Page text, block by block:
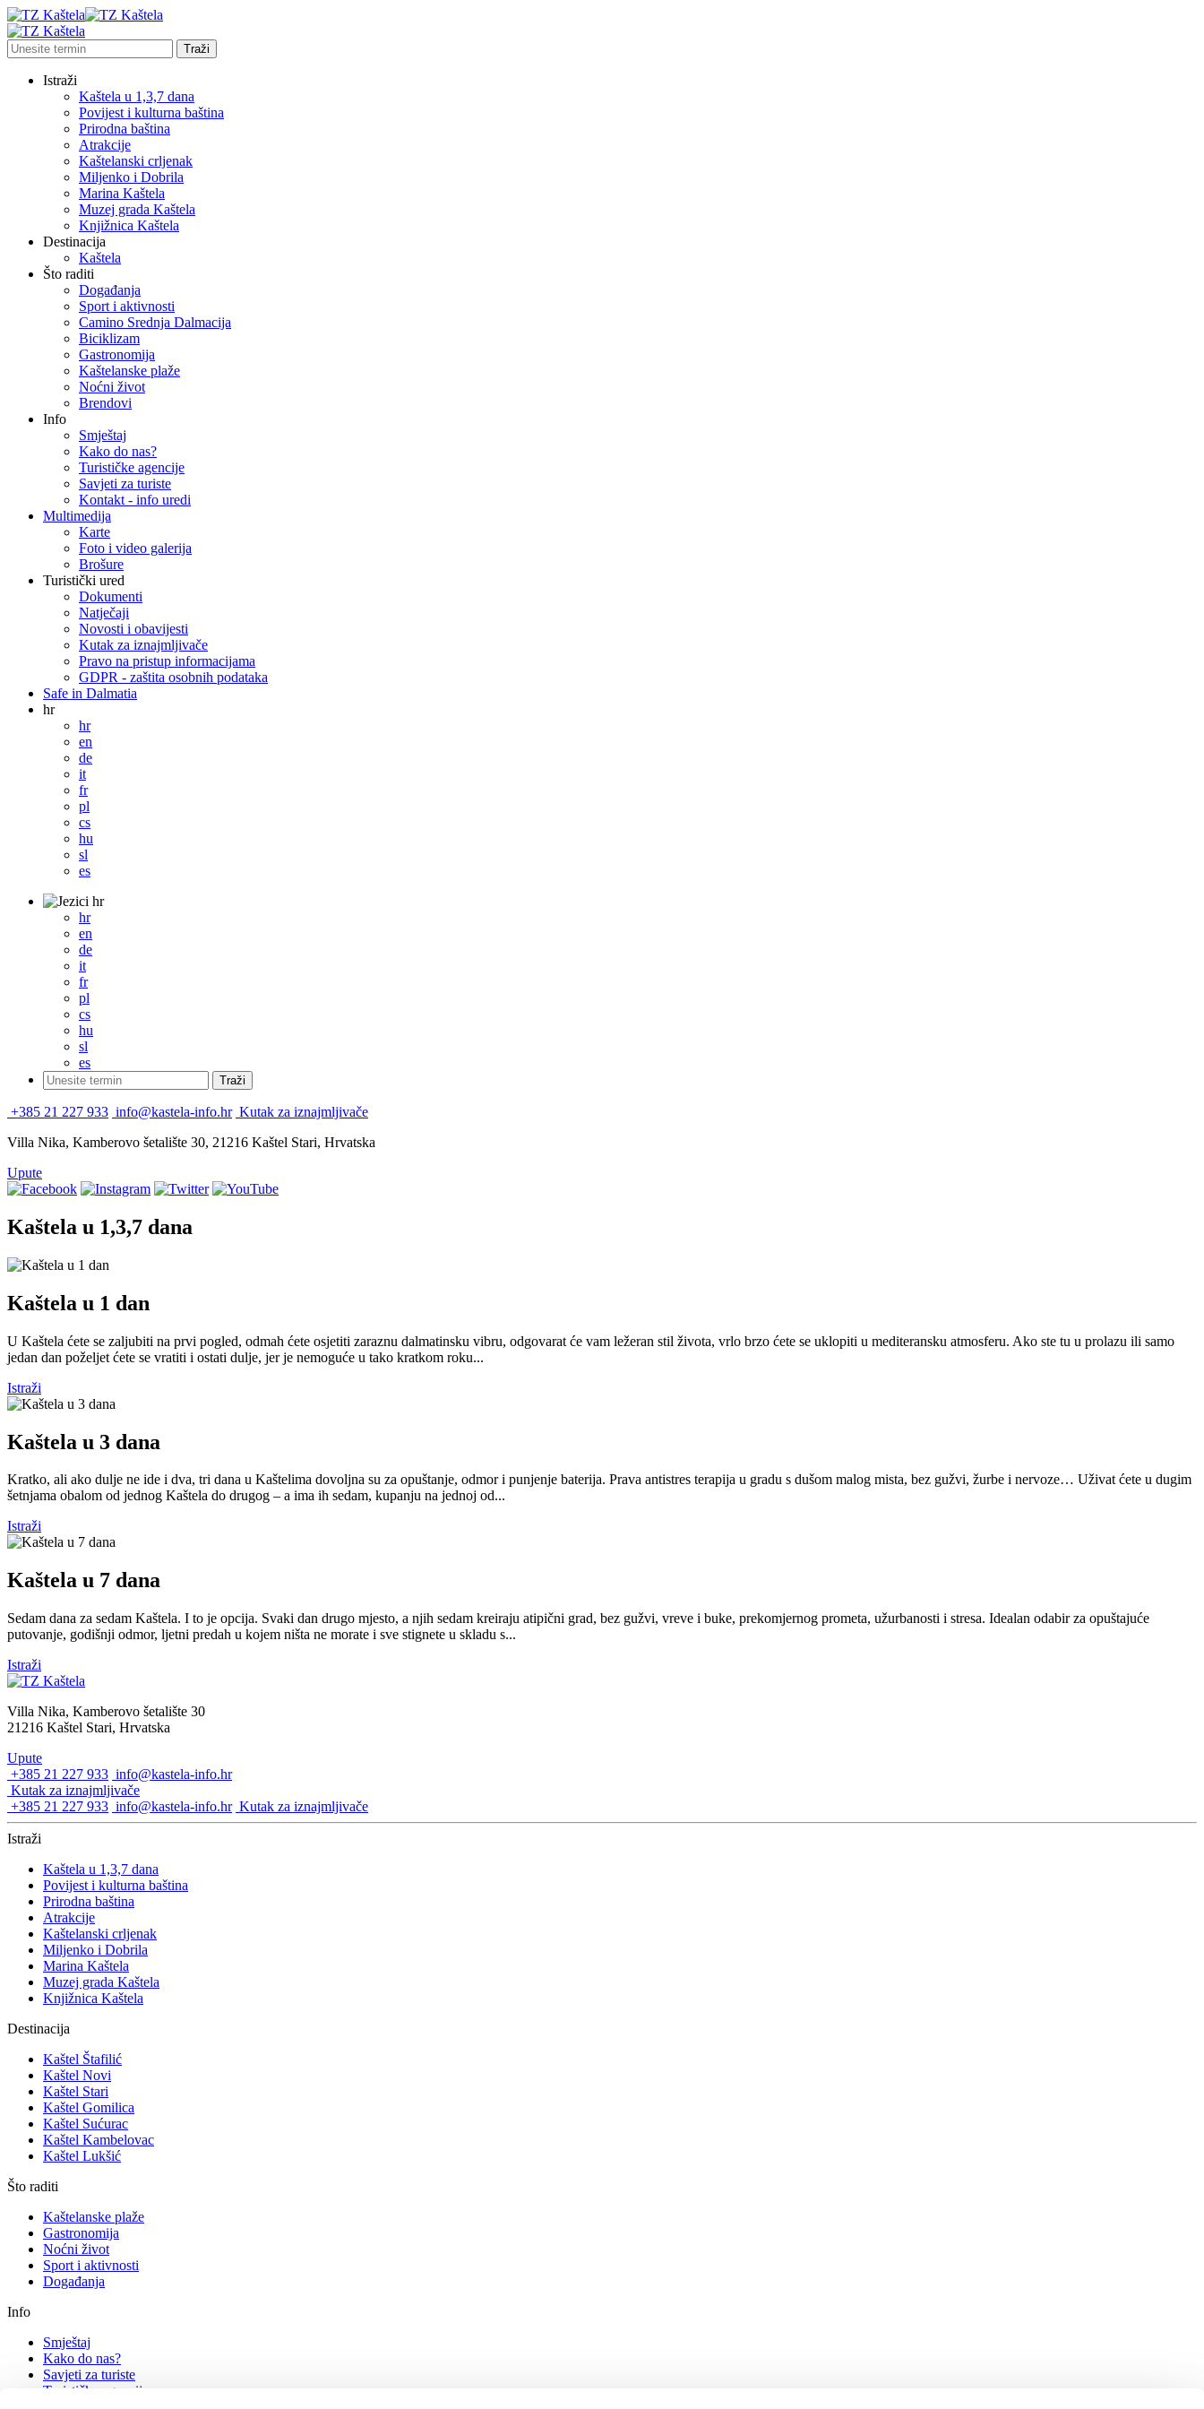
Istraži
Kaštela u 1,3,7 dana
Povijest i kulturna baština
Prirodna baština
Atrakcije
Kaštelanski crljenak
Miljenko i Dobrila
Marina Kaštela
Muzej grada Kaštela
Knjižnica Kaštela
Destinacija
Kaštela
Što raditi
Događanja
Sport i aktivnosti
Camino Srednja Dalmacija
Biciklizam
Gastronomija
Kaštelanske plaže
Noćni život
Brendovi
Info
Smještaj
Kako do nas?
Turističke agencije
Savjeti za turiste
Kontakt - info uredi
Multimedija
Karte
Foto i video galerija
Brošure
Turistički ured
Dokumenti
Natječaji
Novosti i obavijesti
Kutak za iznajmljivače
Pravo na pristup informacijama
GDPR - zaštita osobnih podataka
Safe in Dalmatia
hr
hr
en
de
it
fr
pl
cs
hu
sl
es
hr
hr
en
de
it
fr
pl
cs
hu
sl
es
+385 21 227 933 info@kastela-info.hr Kutak za iznajmljivače
Villa Nika, Kamberovo šetalište 30, 21216 Kaštel Stari, Hrvatska
Upute
Kaštela u 1,3,7 dana
Kaštela u 1 dan
U Kaštela ćete se zaljubiti na prvi pogled, odmah ćete osjetiti zaraznu dalmatinsku vibru, odgovarat će vam ležeran stil života, vrlo brzo ćete se uklopiti u mediteransku atmosferu. Ako ste tu u prolazu ili samo
jedan dan poželjet ćete se vratiti i ostati dulje, jer je nemoguće u tako kratkom roku...
Istraži
Kaštela u 3 dana
Kratko, ali ako dulje ne ide i dva, tri dana u Kaštelima dovoljna su za opuštanje, odmor i punjenje baterija. Prava antistres terapija u gradu s dušom malog mista, bez gužvi, žurbe i nervoze… Uživat ćete u dugim
šetnjama obalom od jednog Kaštela do drugog – a ima ih sedam, kupanju na jednoj od...
Istraži
Kaštela u 7 dana
Sedam dana za sedam Kaštela. I to je opcija. Svaki dan drugo mjesto, a njih sedam kreiraju atipični grad, bez gužvi, vreve i buke, prekomjernog prometa, užurbanosti i stresa. Idealan odabir za opuštajuće
putovanje, godišnji odmor, ljetni predah u kojem ništa ne morate i sve stignete u skladu s...
Istraži
Villa Nika, Kamberovo šetalište 30
21216 Kaštel Stari, Hrvatska
Upute
+385 21 227 933 info@kastela-info.hr
Kutak za iznajmljivače
+385 21 227 933 info@kastela-info.hr Kutak za iznajmljivače
Istraži
Kaštela u 1,3,7 dana
Povijest i kulturna baština
Prirodna baština
Atrakcije
Kaštelanski crljenak
Miljenko i Dobrila
Marina Kaštela
Muzej grada Kaštela
Knjižnica Kaštela
Destinacija
Kaštel Štafilić
Kaštel Novi
Kaštel Stari
Kaštel Gomilica
Kaštel Sućurac
Kaštel Kambelovac
Kaštel Lukšić
Što raditi
Kaštelanske plaže
Gastronomija
Noćni život
Sport i aktivnosti
Događanja
Info
Smještaj
Kako do nas?
Savjeti za turiste
Turističke agencije